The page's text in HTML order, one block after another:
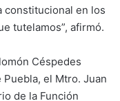
constitucional en los
tutelamos”, afirmó.
Céspedes
el Mtro. Juan
de la Función